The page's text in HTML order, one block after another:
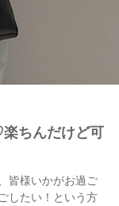
ちんだけど可
皆様いかがお過ご
したい！という方